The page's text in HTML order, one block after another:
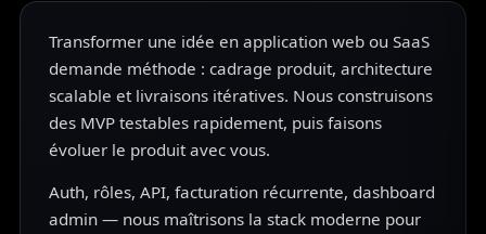
Présentation
Transformer une idée en application web ou SaaS
demande méthode : cadrage produit, architecture
scalable et livraisons itératives. Nous construisons
des MVP testables rapidement, puis faisons
évoluer le produit avec vous.
Auth, rôles, API, facturation récurrente, dashboard
admin — nous maîtrisons la stack moderne pour